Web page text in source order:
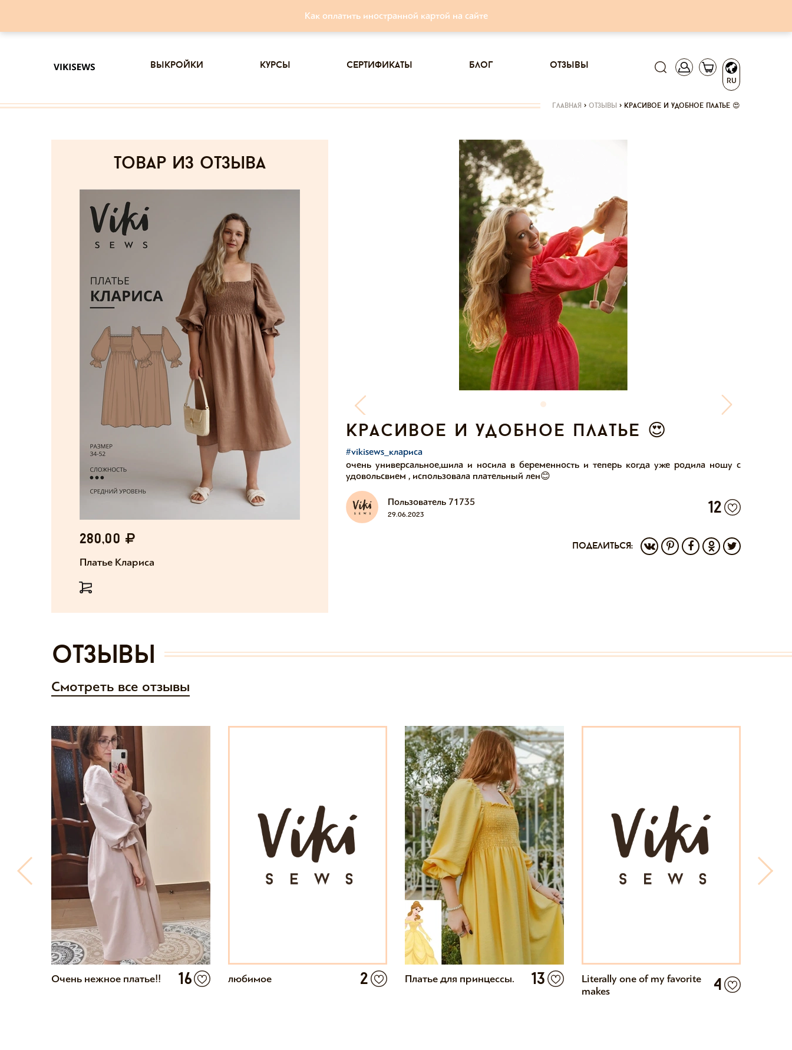
Как оплатить иностранной картой на сайте
RU
выкройки курсы сертификаты блог отзывы
главная > отзывы > красивое и удобное платье 😍
товар из отзыва
280,00
Платье Клариса
красивое и удобное платье 😍
#vikisews_клариса
очень универсальное,шила и носила в беременность и теперь когда уже родила ношу с
удовольсвием , использовала плательный лен😊
Пользователь 71735
29.06.2023 12
поделиться:
отзывы
Смотреть все отзывы
Очень нежное платье!! 16 любимое 2 Платье для принцессы. 13
Literally one of my favorite
makes
4